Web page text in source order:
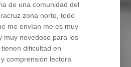
de una comunidad del
zona norte, todo
me envían me es muy
muy novedoso para los
dificultad en
comprensión lectora